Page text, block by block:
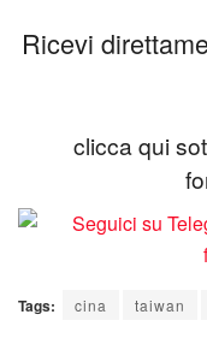
Ricevi
clicca qui
Tags: cina taiwan